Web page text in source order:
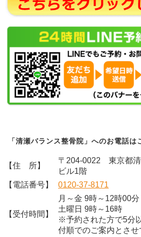
「清瀬バランス整骨院」へのお電話は
【住 所】
〒204-0022 東京都清
ビル1階
【電話番号】
0120-37-8171
【受付時間】
月～金 9時～12時00
土曜日 9時～16時
※予約された方で5分
付順でのご案内とさせ